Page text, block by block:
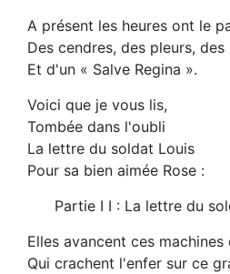
A présent les heures ont le
Des cendres, des pleurs, des
Et d'un « Salve Regina ».
Voici que je vous lis,
Tombée dans l'oubli
La lettre du soldat Louis
Pour sa bien aimée Rose :
Partie I I : La lettre du
Elles avancent ces machines
Qui crachent l'enfer sur ce